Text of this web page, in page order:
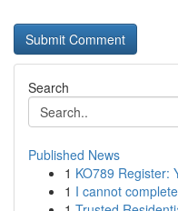
Search
Published News
1 KO789 Register:
1 I cannot